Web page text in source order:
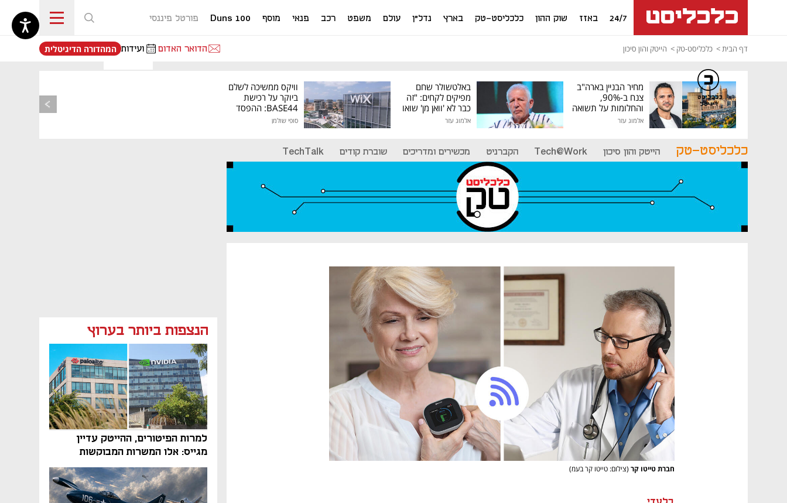
24/7 באזז שוק ההון כלכליסט-טק בארץ נדל"ן עולם משפט רכב פנאי מוסף Duns 100 פורטל פיננסי
דף הבית כלכליסט-טק הייטק והון סיכון הדואר האדום ועידות
נפתח בכרטיסייה חדשה
המהדורה הדיגיטלית
מחיר הבניין בארה"ב
צנח ב-90%,
והחלומות על תשואה
גבוהה התנפצו
אלמוג עזר
באלטשולר שחם
מפיקים לקחים: "זה
כבר לא 'וואן מן' שואו
של גילעד"
אלמוג עזר
וויקס ממשיכה לשלם
ביוקר על רכישת
BASE44: ההפסד
סופי שולמן
כלכליסט-טק הייטק והון סיכון Tech@Work הקברניט מכשירים ומדריכים שוברת קודים TechTalk
הנצפות ביותר בערוץ
למרות הפיטורים, ההייטק עדיין
מגייס: אלו המשרות המבוקשות
והטיפים שיביאו אתכם לשם
חברת טייטו קר (צילום: טייטו קר בעמ)
כלכליסט
דיגיטל